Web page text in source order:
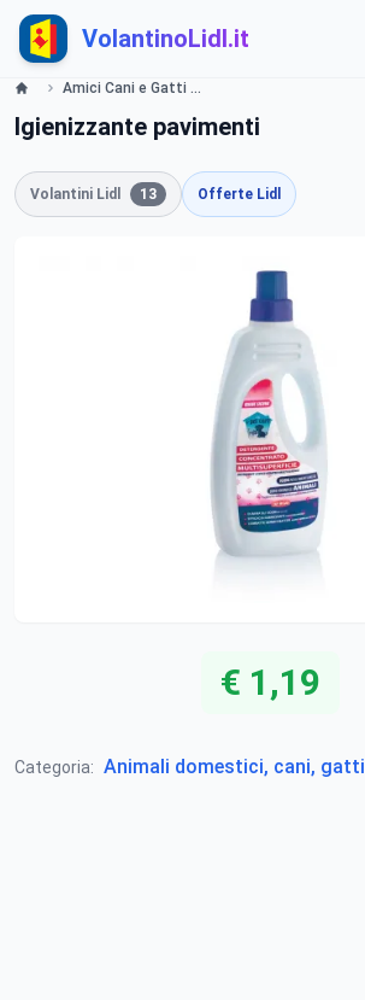
VolantinoLidl.it
Amici Cani e Gatti Lidl
Igienizzante pavimenti
Volantini Lidl 13 Offerte Lidl
€ 1,19
Categoria: Animali domestici, cani, gatti